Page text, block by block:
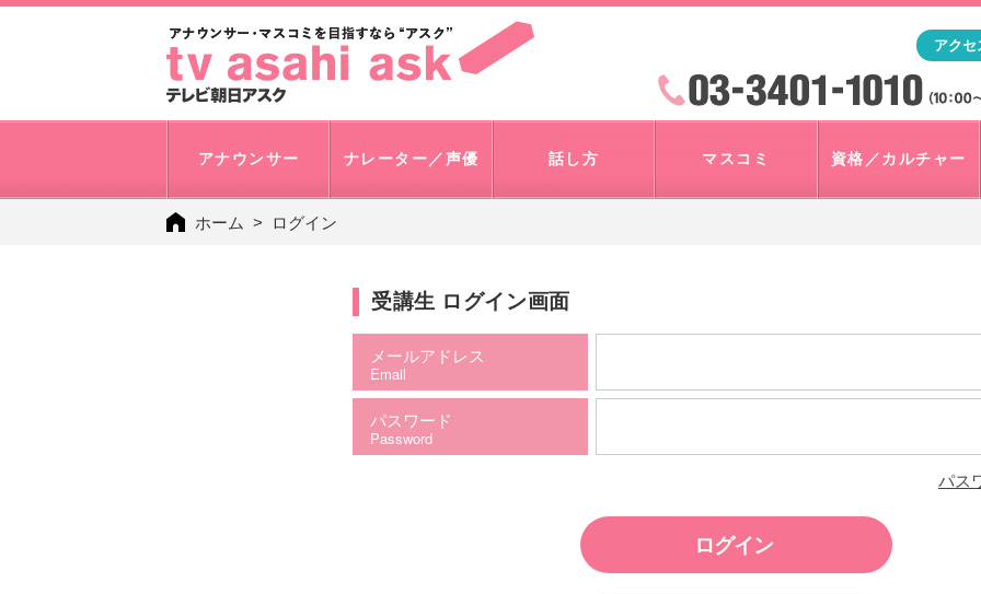
「アナウンサー・マスコミを目指すなら"アスク"」テレビ
アクセ
検索
アナウンサー ナレーター／声優 話し方 マスコミ 資格／カルチャー
ホーム ログイン
受講生 ログイン画面
メールアドレス
Email
パスワード
Password
パス